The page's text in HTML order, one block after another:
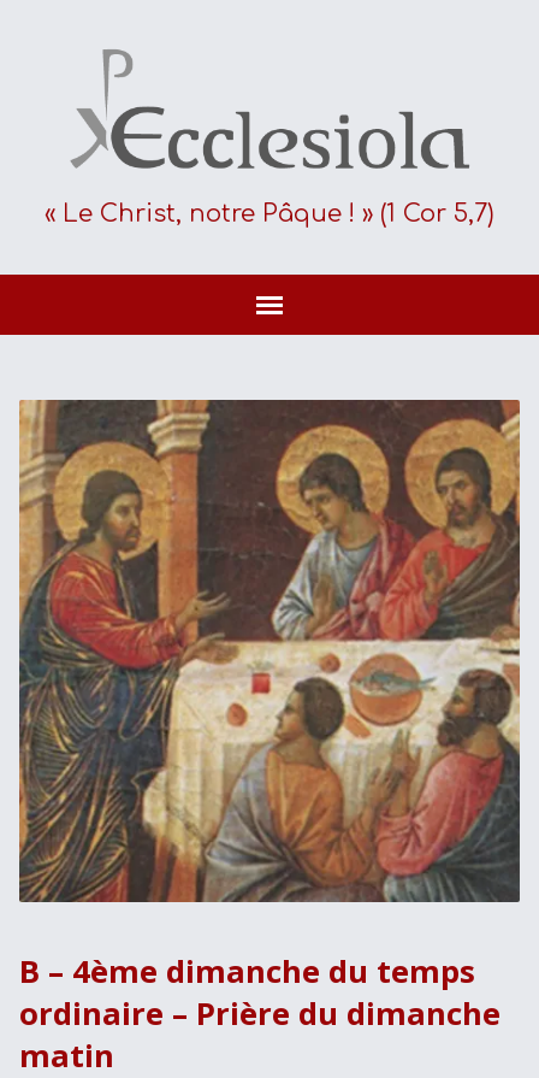
« Le Christ, notre Pâque ! » (1 Cor 5,7)
B – 4ème dimanche du temps
ordinaire – Prière du dimanche
matin